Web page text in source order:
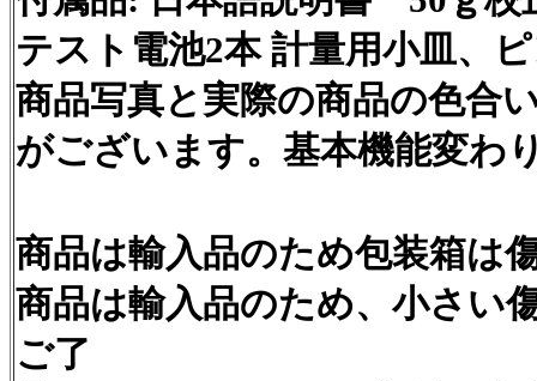
テスト電池2本 計量用小皿、
商品写真と実際の商品の色合
がございます。基本機能変わ
商品は輸入品のため包装箱は
商品は輸入品のため、小さい
ご了